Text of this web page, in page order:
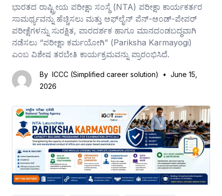
ಭಾರತದ ರಾಷ್ಟ್ರೀಯ ಪರೀಕ್ಷಾ ಸಂಸ್ಥೆ (NTA) ಪರೀಕ್ಷಾ ಕಾರ್ಯಕರ್ತರ
ಸಾಮರ್ಥ್ಯವನ್ನು ಹೆಚ್ಚಿಸಲು ಮತ್ತು ಆಫ್‌ಲೈನ್ ಪೆನ್-ಆಂಡ್-ಪೇಪರ್
ಪರೀಕ್ಷೆಗಳನ್ನು ಸುರಕ್ಷಿತ, ಪಾರದರ್ಶಕ ಹಾಗೂ ಮಾನದಂಡಬದ್ಧವಾಗಿ
ನಡೆಸಲು “ಪರೀಕ್ಷಾ ಕರ್ಮಯೋಗಿ” (Pariksha Karmayogi)
ಎಂಬ ವಿಶೇಷ ತರಬೇತಿ ಕಾರ್ಯಕ್ರಮವನ್ನು ಪ್ರಾರಂಭಿಸಿದೆ.
By ICCC (Simplified career solution) • June 15,
2026